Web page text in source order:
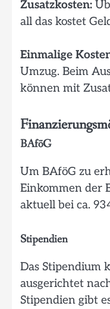
Zusatzkosten:
all das kostet
Einmalige
Umzug. Beim
können mit
BAföG
Um BAföG zu
Einkommen der
aktuell bei ca.
Stipendien
Das Stipendium
ausgerichtet
Stipendien gibt